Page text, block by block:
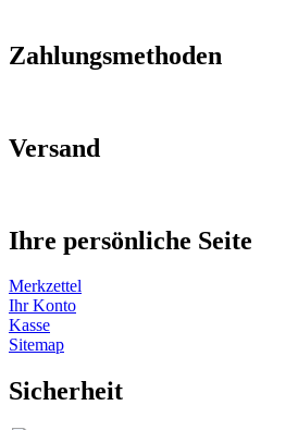
Zahlungsmethoden
Versand
Ihre persönliche Seite
Merkzettel
Ihr Konto
Kasse
Sitemap
Sicherheit